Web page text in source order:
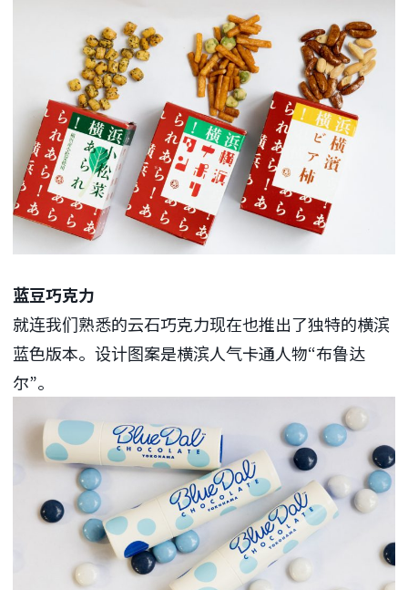
蓝豆巧克力
就连我们熟悉的云石巧克力现在也推出了独特的横滨
蓝色版本。设计图案是横滨人气卡通人物“布鲁达
尔”。